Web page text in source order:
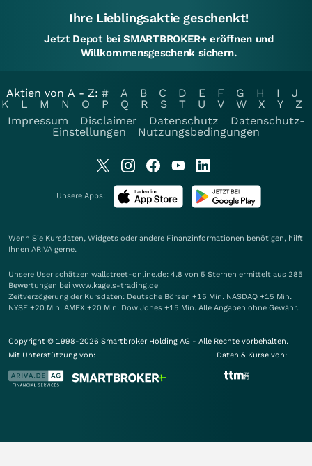
Ihre Lieblingsaktie geschenkt!
Jetzt Depot bei SMARTBROKER+ eröffnen und
Willkommensgeschenk sichern.
Aktien von A - Z: # A B C D E F G H I
J
K
L M N O P Q R S T U V W X Y
Z
Impressum
Disclaimer Datenschutz
Datenschutz-
Einstellungen
Nutzungsbedingungen
Unsere Apps:
Wenn Sie Kursdaten, Widgets oder andere Finanzinformationen benötigen, hilft
Ihnen ARIVA gerne.
Unsere User schätzen wallstreet-online.de: 4.8 von 5 Sternen ermittelt aus 285
Bewertungen bei www.kagels-trading.de
Zeitverzögerung der Kursdaten: Deutsche Börsen +15 Min. NASDAQ +15 Min.
NYSE +20 Min. AMEX +20 Min. Dow Jones +15 Min. Alle Angaben ohne Gewähr.
Copyright © 1998-2026 Smartbroker Holding AG - Alle Rechte vorbehalten.
Mit Unterstützung von:
Daten & Kurse von: